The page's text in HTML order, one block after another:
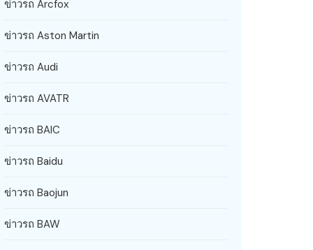
ข่าวรถ Arcfox
ข่าวรถ Aston Martin
ข่าวรถ Audi
ข่าวรถ AVATR
ข่าวรถ BAIC
ข่าวรถ Baidu
ข่าวรถ Baojun
ข่าวรถ BAW